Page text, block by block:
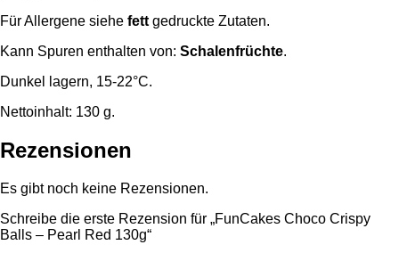
Für Allergene siehe fett gedruckte Zutaten.
Kann Spuren enthalten von: Schalenfrüchte.
Dunkel lagern, 15-22°C.
Nettoinhalt: 130 g.
Rezensionen
Es gibt noch keine Rezensionen.
Schreibe die erste Rezension für „FunCakes Choco Crispy
Balls – Pearl Red 130g“